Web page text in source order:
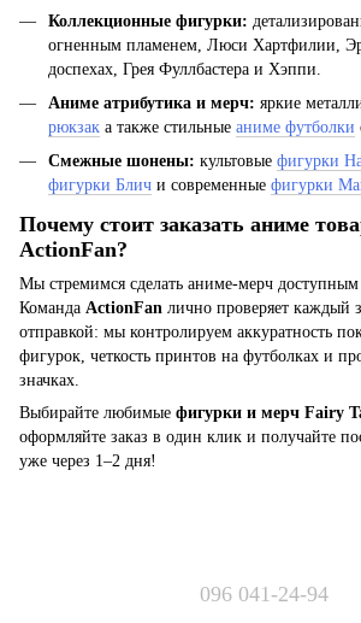
Коллекционные фигурки:
огненным пламенем, Люси Хартфилии,
доспехах, Грея Фуллбастера и Хэппи.
Аниме атрибутика и мерч: яркие
рюкзак а также стильные аниме футболки
Смежные шонены: культовые фигурки
фигурки Блич и современные фигурки
Почему стоит заказать аниме
ActionFan?
Мы стремимся сделать аниме-мерч доступным
Команда ActionFan лично проверяет каждый
отправкой: мы контролируем аккуратность
фигурок, четкость принтов на футболках и
значках.
Выбирайте любимые фигурки и мерч Fairy
оформляйте заказ в один клик и получайте
уже через 1–2 дня!
096 041-24-94